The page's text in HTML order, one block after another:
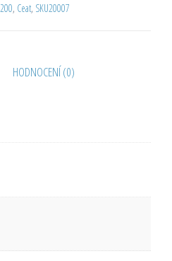
, Ceat, SKU20007
HODNOCENÍ (0)